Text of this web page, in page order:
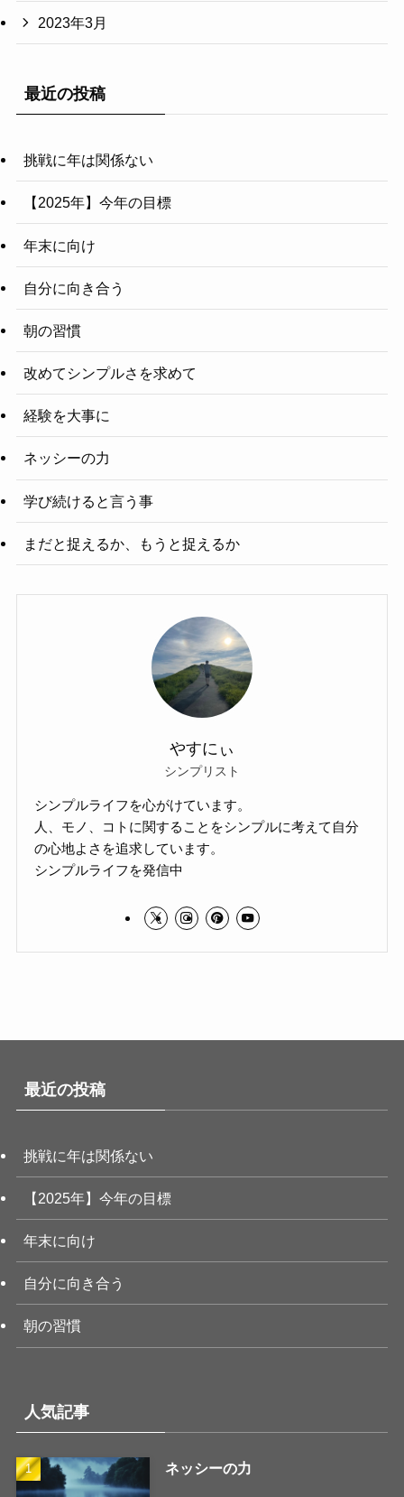
2023年3月
最近の投稿
挑戦に年は関係ない
【2025年】今年の目標
年末に向け
自分に向き合う
朝の習慣
改めてシンプルさを求めて
経験を大事に
ネッシーの力
学び続けると言う事
まだと捉えるか、もうと捉えるか
やすにぃ
シンプリスト
シンプルライフを心がけています。
人、モノ、コトに関することをシンプルに考えて自分
の心地よさを追求しています。
シンプルライフを発信中
最近の投稿
挑戦に年は関係ない
【2025年】今年の目標
年末に向け
自分に向き合う
朝の習慣
人気記事
ネッシーの力